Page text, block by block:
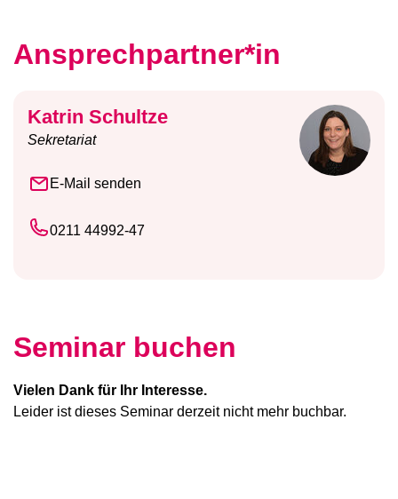
Ansprechpartner*in
Katrin Schultze
Sekretariat
E-Mail senden
0211 44992-47
Seminar buchen
Vielen Dank für Ihr Interesse.
Leider ist dieses Seminar derzeit nicht mehr buchbar.